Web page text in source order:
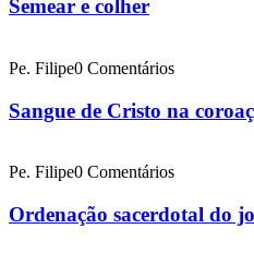
Semear e colher
Pe. Filipe0 Comentários
Sangue de Cristo na
Pe. Filipe0 Comentários
Ordenação sacerdotal do